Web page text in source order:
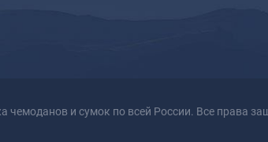
и сумок по всей России. Все права